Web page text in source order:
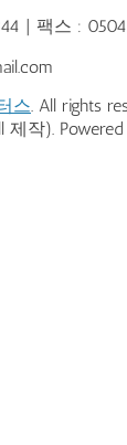
| 팩스 :
스. All rights
제작).